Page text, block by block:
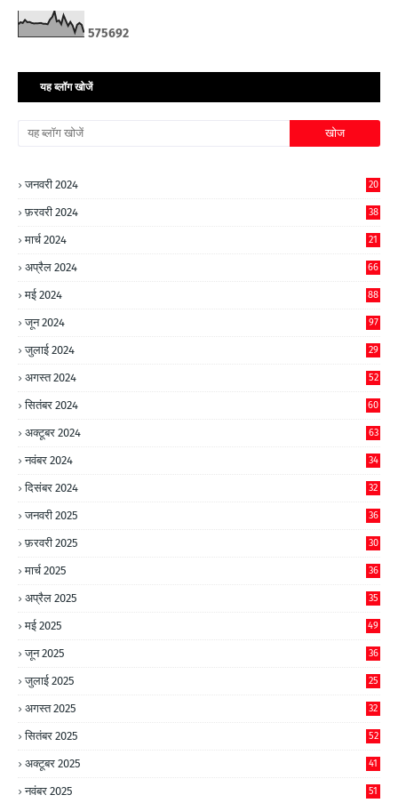
575692
यह ब्लॉग खोजें
जनवरी 2024 20
फ़रवरी 2024 38
मार्च 2024 21
अप्रैल 2024 66
मई 2024 88
जून 2024 97
जुलाई 2024 29
अगस्त 2024 52
सितंबर 2024 60
अक्टूबर 2024 63
नवंबर 2024 34
दिसंबर 2024 32
जनवरी 2025 36
फ़रवरी 2025 30
मार्च 2025 36
अप्रैल 2025 35
मई 2025 49
जून 2025 36
जुलाई 2025 25
अगस्त 2025 32
सितंबर 2025 52
अक्टूबर 2025 41
नवंबर 2025 51